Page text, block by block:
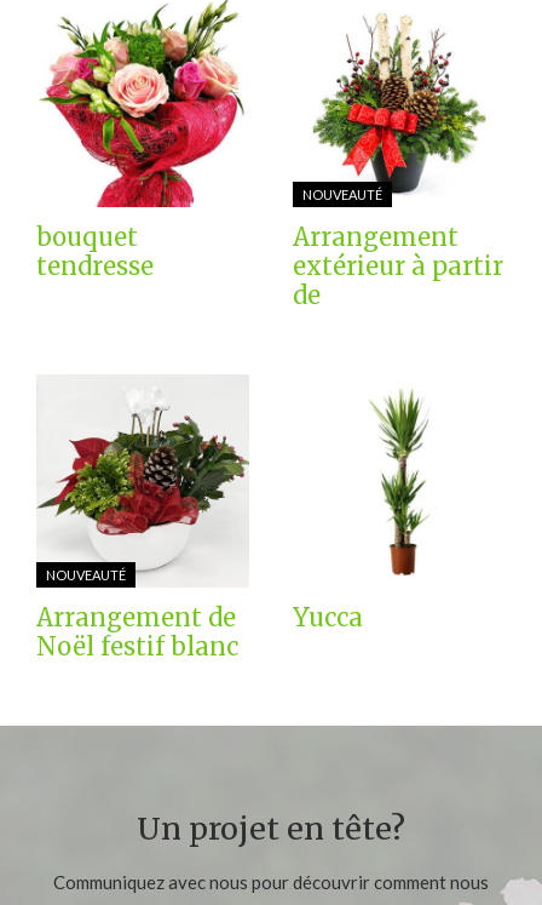
bouquet
tendresse
NOUVEAUTÉ
Arrangement
extérieur à partir
de
NOUVEAUTÉ
Arrangement de
Noël festif blanc
Yucca
Un projet en tête?
Communiquez avec nous pour découvrir comment nous